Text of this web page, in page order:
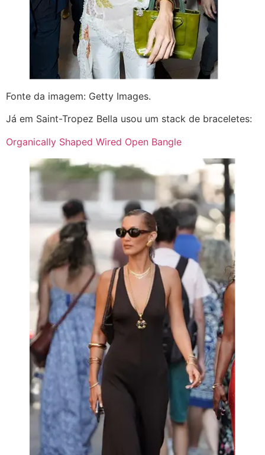
Fonte da imagem: Getty Images.
Já em Saint-Tropez Bella usou um stack de braceletes:
Organically Shaped Wired Open Bangle